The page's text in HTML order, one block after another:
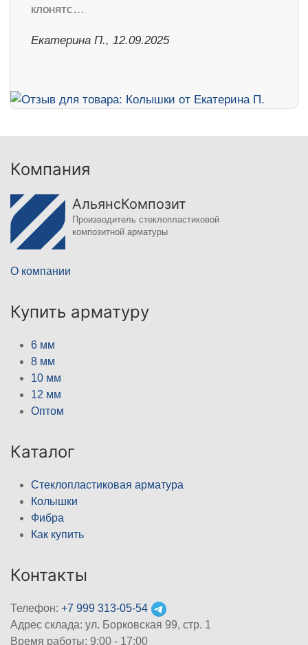
клонятс…
Екатерина П., 12.09.2025
Компания
АльянсКомпозит
Производитель стеклопластиковой
композитной арматуры
О компании
Купить арматуру
6 мм
8 мм
10 мм
12 мм
Оптом
Каталог
Стеклопластиковая арматура
Колышки
Фибра
Как купить
Контакты
Телефон: +7 999 313-05-54
Адрес склада: ул. Борковская 99, стр. 1
Время работы: 9:00 - 17:00